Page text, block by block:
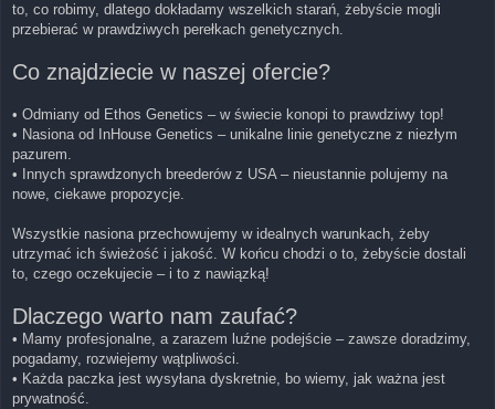
to, co robimy, dlatego dokładamy wszelkich starań, żebyście mogli
przebierać w prawdziwych perełkach genetycznych.
Co znajdziecie w naszej ofercie?
• Odmiany od Ethos Genetics – w świecie konopi to prawdziwy top!
• Nasiona od InHouse Genetics – unikalne linie genetyczne z niezłym
pazurem.
• Innych sprawdzonych breederów z USA – nieustannie polujemy na
nowe, ciekawe propozycje.
Wszystkie nasiona przechowujemy w idealnych warunkach, żeby
utrzymać ich świeżość i jakość. W końcu chodzi o to, żebyście dostali
to, czego oczekujecie – i to z nawiązką!
Dlaczego warto nam zaufać?
• Mamy profesjonalne, a zarazem luźne podejście – zawsze doradzimy,
pogadamy, rozwiejemy wątpliwości.
• Każda paczka jest wysyłana dyskretnie, bo wiemy, jak ważna jest
prywatność.